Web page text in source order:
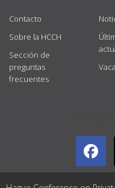
Contacto
Sobre la HCCH
Sección de
preguntas
frecuentes